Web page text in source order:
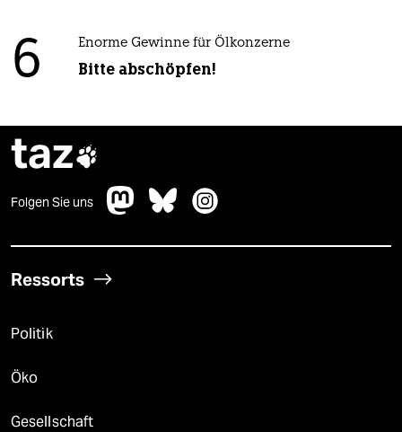
6 Enorme Gewinne für Ölkonzerne
Bitte abschöpfen!
taz
Folgen Sie uns
Ressorts
Politik
Öko
Gesellschaft